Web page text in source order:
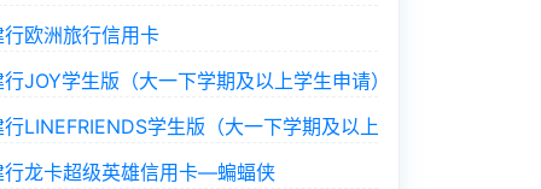
行欧洲旅行信用卡
行JOY学生版（大一下学期及以上学生申请）
行LINEFRIENDS学生版（大一下学期及以上学生申请）
行龙卡超级英雄信用卡—蝙蝠侠